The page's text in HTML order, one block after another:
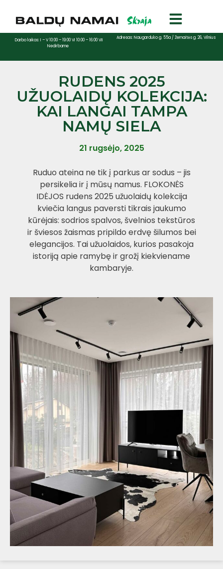
Darbo laikas: I – V 10:00 – 19:00 VI 10:00 – 16:00 VII
Nedirbame
Adresas: Naugarduko g. 55a / Žemaitės g. 26, Vilnius
RUDENS 2025
UŽUOLAIDŲ KOLEKCIJA:
KAI LANGAI TAMPA
NAMŲ SIELA
21 rugsėjo, 2025
Ruduo ateina ne tik į parkus ar sodus – jis
persikelia ir į mūsų namus. FLOKONĖS
IDĖJOS rudens 2025 užuolaidų kolekcija
kviečia langus paversti tikrais jaukumo
kūrėjais: sodrios spalvos, švelnios tekstūros
ir šviesos žaismas pripildo erdvę šilumos bei
elegancijos. Tai užuolaidos, kurios pasakoja
istoriją apie ramybę ir grožį kiekviename
kambaryje.